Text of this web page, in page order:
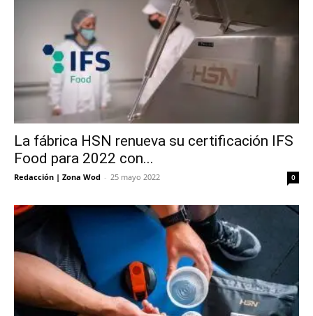
La fábrica HSN renueva su certificación IFS
Food para 2022 con...
Redacción | Zona Wod - 25 mayo 2022 0